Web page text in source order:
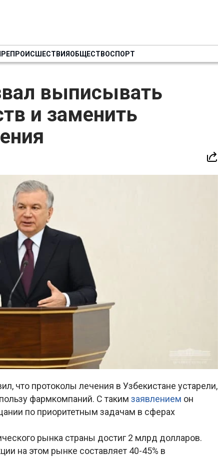
ПРОИСШЕСТВИЯОБЩЕСТВОСПОРТ
выписывать
и заменить
что протоколы лечения в Узбекистане устарели,
фармкомпаний. С таким заявлением он
по приоритетным задачам в сферах
рынка страны достиг 2 млрд долларов.
на этом рынке составляет 40-45% в